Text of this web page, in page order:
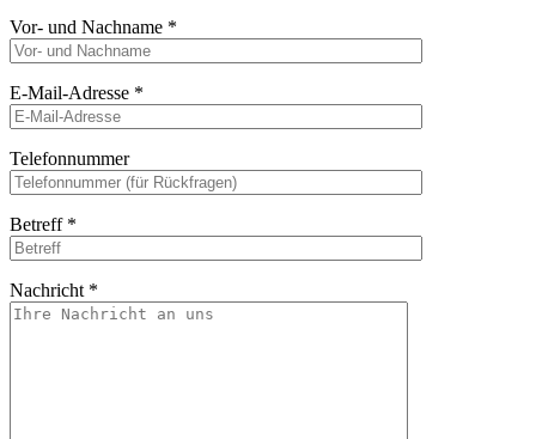
Vor- und Nachname *
E-Mail-Adresse *
Telefonnummer
Betreff *
Nachricht *